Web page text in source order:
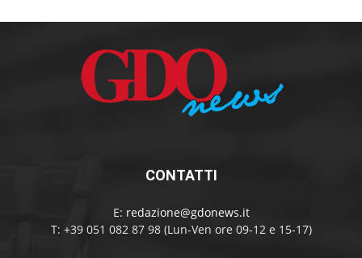
CONTATTI
E: redazione@gdonews.it
T: +39 051 082 87 98 (Lun-Ven ore 09-12 e 15-17)